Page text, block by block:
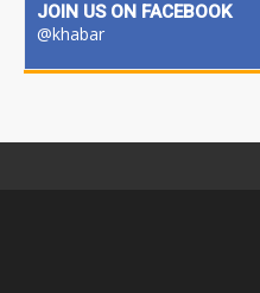
JOIN US ON FACEBOOK
@khabar